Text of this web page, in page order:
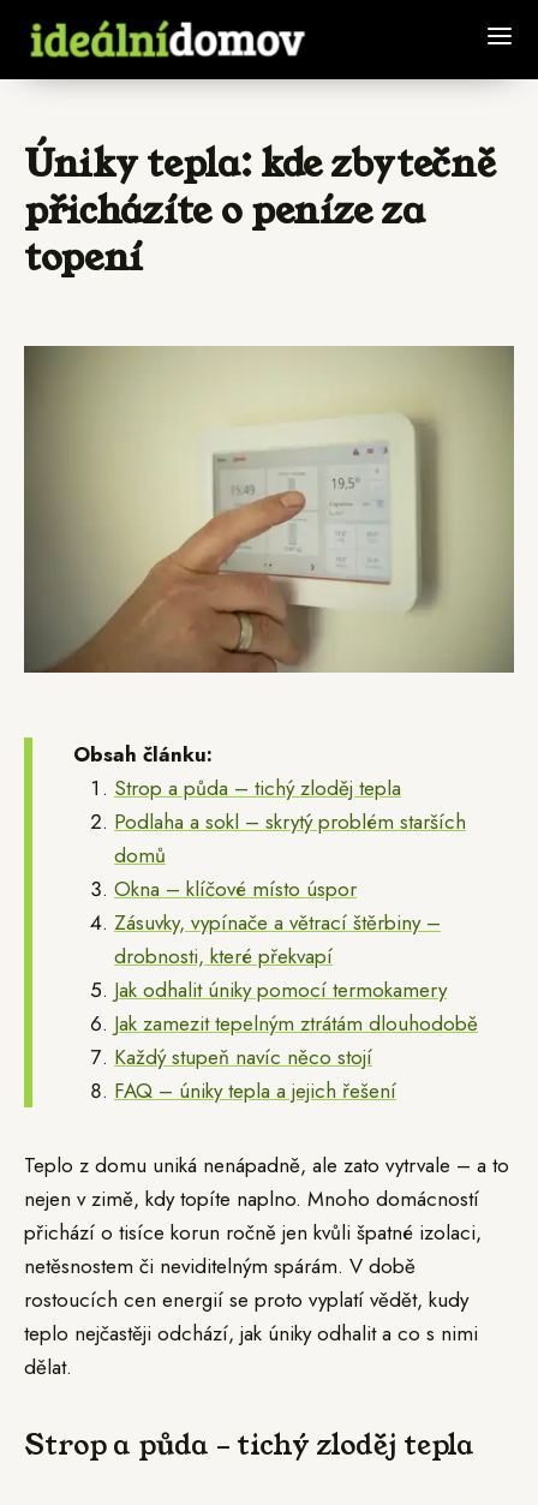
Úniky tepla: kde zbytečně
přicházíte o peníze za
topení
Obsah článku:
Strop a půda – tichý zloděj tepla
Podlaha a sokl – skrytý problém starších
domů
Okna – klíčové místo úspor
Zásuvky, vypínače a větrací štěrbiny –
drobnosti, které překvapí
Jak odhalit úniky pomocí termokamery
Jak zamezit tepelným ztrátám dlouhodobě
Každý stupeň navíc něco stojí
FAQ – úniky tepla a jejich řešení
Teplo z domu uniká nenápadně, ale zato vytrvale – a to
nejen v zimě, kdy topíte naplno. Mnoho domácností
přichází o tisíce korun ročně jen kvůli špatné izolaci,
netěsnostem či neviditelným spárám. V době
rostoucích cen energií se proto vyplatí vědět, kudy
teplo nejčastěji odchází, jak úniky odhalit a co s nimi
dělat.
Strop a půda – tichý zloděj tepla